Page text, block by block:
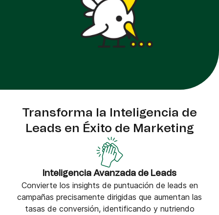
Transforma la Inteligencia de
Leads en Éxito de Marketing
Inteligencia Avanzada de Leads
Convierte los insights de puntuación de leads en
campañas precisamente dirigidas que aumentan las
tasas de conversión, identificando y nutriendo